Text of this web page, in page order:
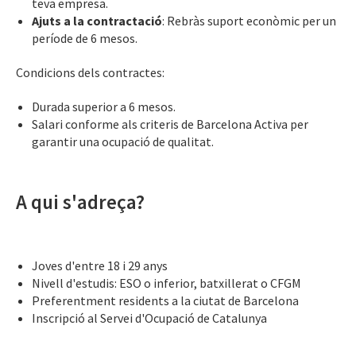
teva empresa.
Ajuts a la contractació: Rebràs suport econòmic per un
període de 6 mesos.
Condicions dels contractes:
Durada superior a 6 mesos.
Salari conforme als criteris de Barcelona Activa per
garantir una ocupació de qualitat.
A qui s'adreça?
Joves d'entre 18 i 29 anys
Nivell d'estudis: ESO o inferior, batxillerat o CFGM
Preferentment residents a la ciutat de Barcelona
Inscripció al Servei d'Ocupació de Catalunya